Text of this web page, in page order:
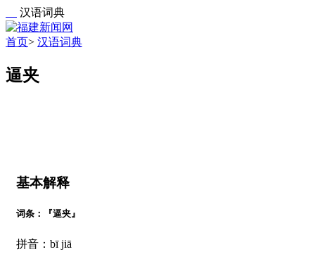
汉语词典
首页> 汉语词典
逼夹
基本解释
词条：『逼夹』
拼音：bī jiā